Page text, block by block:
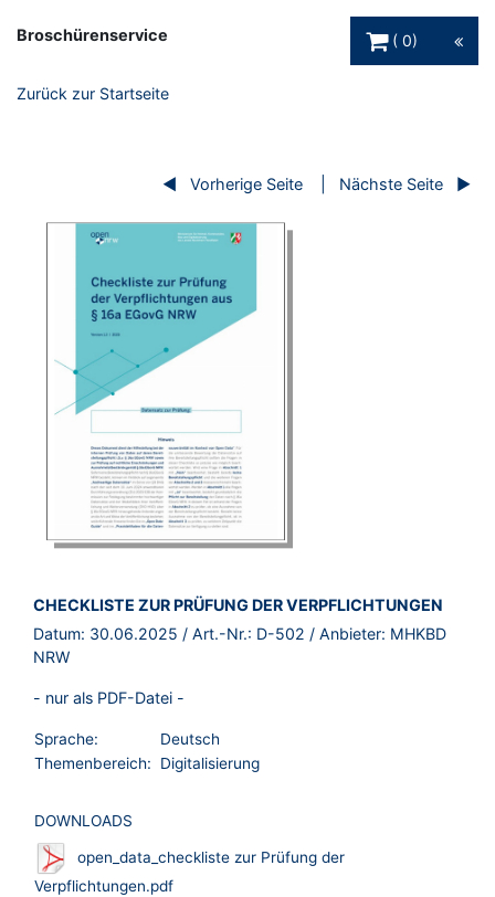
Broschürenservice
0
Zurück zur Startseite
Vorherige Seite Nächste Seite
BROSCHÜRE:
CHECKLISTE ZUR PRÜFUNG DER VERPFLICHTUNGEN
Datum: 30.06.2025 / Art.-Nr.: D-502 / Anbieter: MHKBD
NRW
- nur als PDF-Datei -
Sprache:
Deutsch
Themenbereich:
Digitalisierung
DOWNLOADS
open_data_checkliste zur Prüfung der
Verpflichtungen.pdf